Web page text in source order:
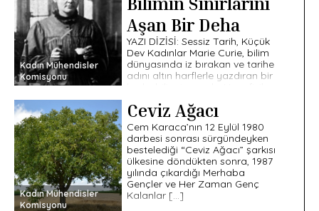
Kadın Mühendisler
Komisyonu
Aşan Bir Deha
YAZI DİZİSİ: Sessiz Tarih, Küçük
Dev Kadınlar Marie Curie, bilim
dünyasında iz bırakan ve tarihe
adını altın harflerle yazdıran bir
Kadın Mühendisler
Komisyonu
Ceviz Ağacı
Cem Karaca’nın 12 Eylül 1980
darbesi sonrası sürgündeyken
bestelediği “Ceviz Ağacı” şarkısı
ülkesine döndükten sonra, 1987
yılında çıkardığı Merhaba
Gençler ve Her Zaman Genç
Kalanlar […]